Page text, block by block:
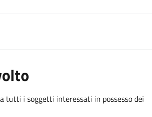
tutti i soggetti interessati in possesso dei